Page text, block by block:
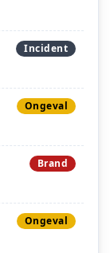
Incident
Ongeval
Brand
Ongeval